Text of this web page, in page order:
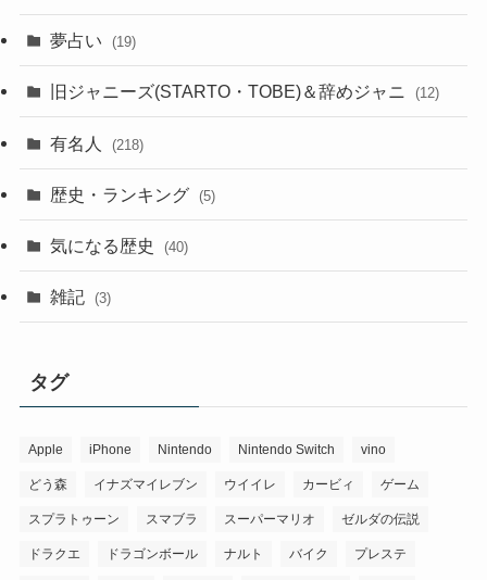
夢占い (19)
旧ジャニーズ(STARTO・TOBE)＆辞めジャニ (12)
有名人 (218)
歴史・ランキング (5)
気になる歴史 (40)
雑記 (3)
タグ
Apple iPhone Nintendo Nintendo Switch vino
どう森 イナズマイレブン ウイイレ カービィ ゲーム
スプラトゥーン スマブラ スーパーマリオ ゼルダの伝説
ドラクエ ドラゴンボール ナルト バイク プレステ